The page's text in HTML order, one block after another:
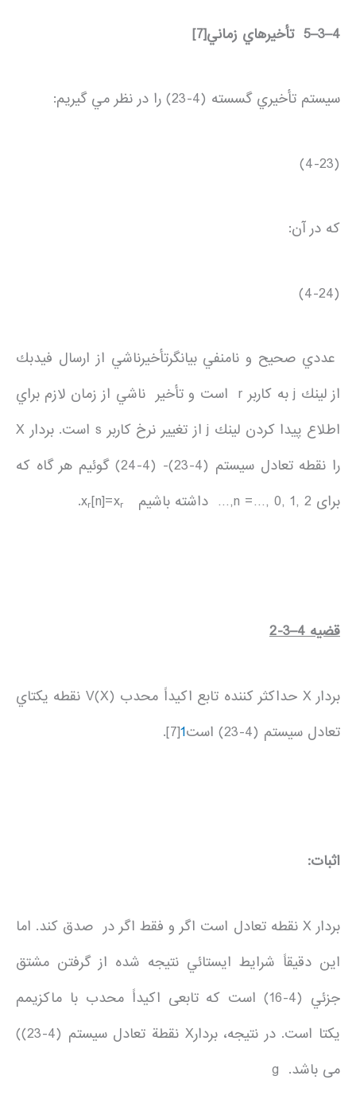
4
–
3
–
5 تأخيرهاي زماني[7]
سيستم تأخيري گسسته (4-23) را در نظر مي گيريم:
(4-23)
كه در آن:
(4-24)
عددي صحيح و نامنفي بيانگرتأخيرناشي از ارسال فيدبك
از لينك j به كاربر r است و تأخير ناشي از زمان لازم براي
اطلاع پيدا كردن لينك j از تغيير نرخ كاربر s است. بردار X
را نقطه تعادل سيستم (4-23)- (4-24) گوئيم هر گاه كه
برای n =…, 0, 1, 2,… داشته باشيم x
r[n]=xr
.
قضيه4
–
3
-2
بردار X حداكثر كننده تابع اكيداً محدب V(X) نقطه يكتاي
تعادل سيستم (4-23) است
1
[7].
اثبات:
بردار X نقطه تعادل است اگر و فقط اگر در صدق كند. اما
اين دقيقاً شرايط ايستائي نتيجه شده از گرفتن مشتق
جزئي (4-16) است كه تابعی اكيداً محدب با ماكزيمم
يكتا است. در نتيجه، بردارX نقطة تعادل سيستم (4-23))
می باشد. g